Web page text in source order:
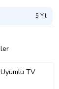
5 Yıl
TV